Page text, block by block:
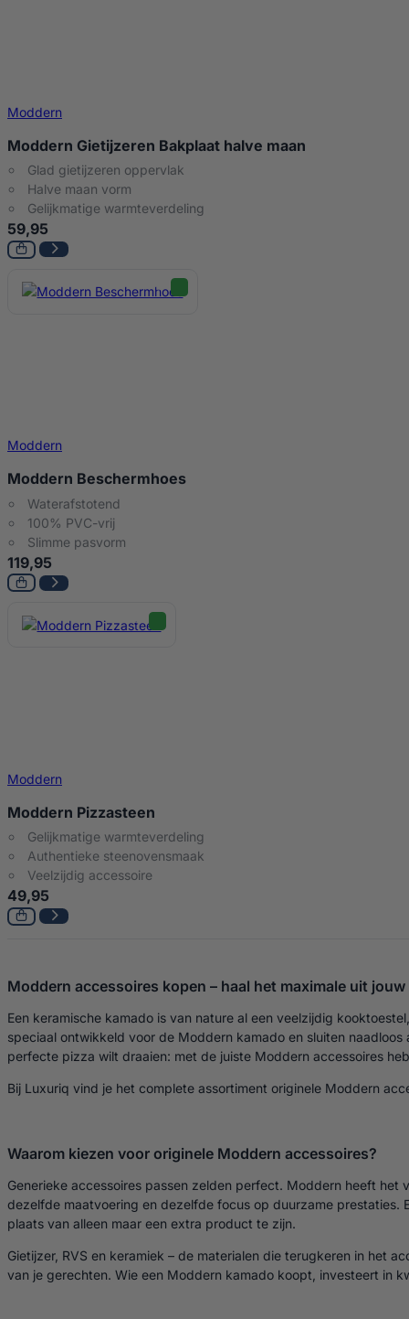
Moddern
Moddern Gietijzeren Bakplaat halve maan
Glad gietijzeren oppervlak
Halve maan vorm
Gelijkmatige warmteverdeling
59,95
Moddern
Moddern Beschermhoes
Waterafstotend
100% PVC-vrij
Slimme pasvorm
119,95
Moddern
Moddern Pizzasteen
Gelijkmatige warmteverdeling
Authentieke steenovensmaak
Veelzijdig accessoire
49,95
Moddern accessoires kopen – haal het maximale uit
Een keramische kamado is van nature al een veelzijdig
speciaal ontwikkeld voor de Moddern kamado en sluiten
perfecte pizza wilt draaien: met de juiste Moddern accessoires
Bij Luxuriq vind je het complete assortiment originele Moddern
Waarom kiezen voor originele Moddern accessoires?
Generieke accessoires passen zelden perfect. Moddern heeft
dezelfde maatvoering en dezelfde focus op duurzame
plaats van alleen maar een extra product te zijn.
Gietijzer, RVS en keramiek – de materialen die terugkeren in het
van je gerechten. Wie een Moddern kamado koopt, investeert in